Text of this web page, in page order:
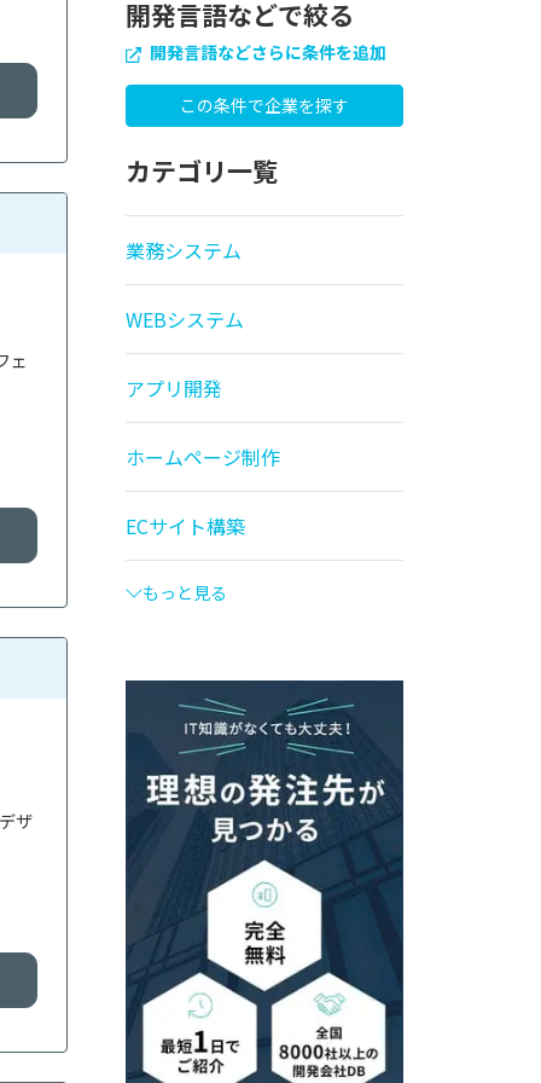
ェ
ザ
開発言語などで絞る
開発言語などさらに条件を追加
カテゴリ一覧
業務システム
WEBシステム
アプリ開発
ホームページ制作
ECサイト構築
もっと見る